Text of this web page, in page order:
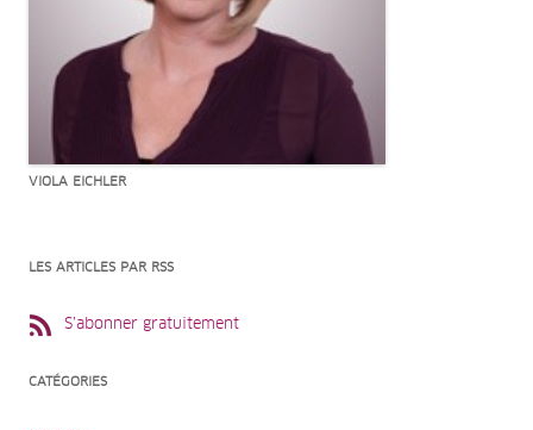
VIOLA EICHLER
LES ARTICLES PAR RSS
S’abonner gratuitement
CATÉGORIES